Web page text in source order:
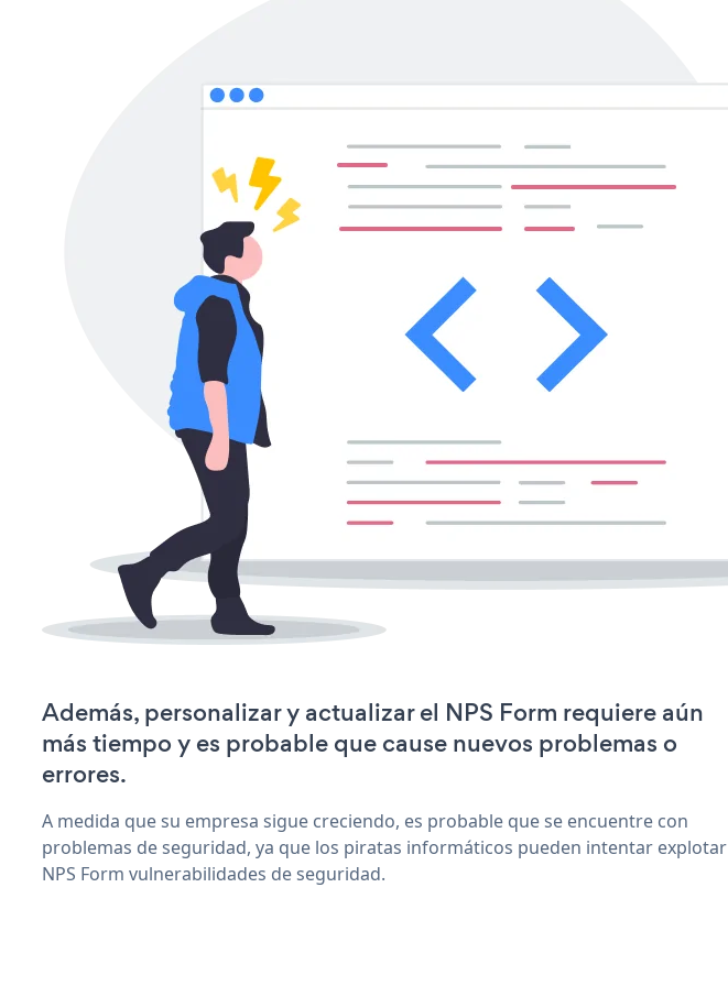
Además, personalizar y actualizar el NPS Form requiere aún
más tiempo y es probable que cause nuevos problemas o
errores.
A medida que su empresa sigue creciendo, es probable que se encuentre con
problemas de seguridad, ya que los piratas informáticos pueden intentar explotar
NPS Form vulnerabilidades de seguridad.